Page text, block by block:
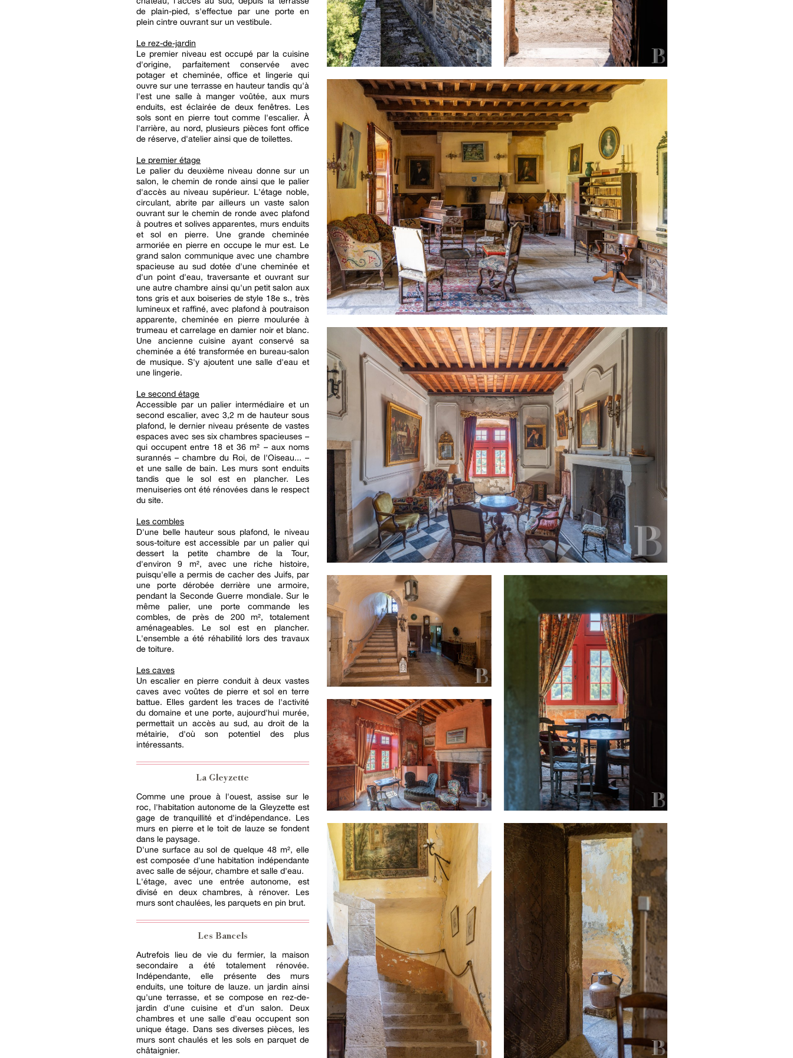
de plain-pied, s'effectue par une porte en
plein cintre ouvrant sur un vestibule.
Le rez-de-jardin
Le premier niveau est occupé par la cuisine
d'origine, parfaitement conservée avec
potager et cheminée, office et lingerie qui
ouvre sur une terrasse en hauteur tandis qu'à
l'est une salle à manger voûtée, aux murs
enduits, est éclairée de deux fenêtres. Les
sols sont en pierre tout comme l'escalier. À
l'arrière, au nord, plusieurs pièces font office
de réserve, d'atelier ainsi que de toilettes.
Le premier étage
Le palier du deuxième niveau donne sur un
salon, le chemin de ronde ainsi que le palier
d'accès au niveau supérieur. L'étage noble,
circulant, abrite par ailleurs un vaste salon
ouvrant sur le chemin de ronde avec plafond
à poutres et solives apparentes, murs enduits
et sol en pierre. Une grande cheminée
armoriée en pierre en occupe le mur est. Le
grand salon communique avec une chambre
spacieuse au sud dotée d'une cheminée et
d'un point d'eau, traversante et ouvrant sur
une autre chambre ainsi qu'un petit salon aux
tons gris et aux boiseries de style 18e s., très
lumineux et raffiné, avec plafond à poutraison
apparente, cheminée en pierre moulurée à
trumeau et carrelage en damier noir et blanc.
Une ancienne cuisine ayant conservé sa
cheminée a été transformée en bureau-salon
de musique. S'y ajoutent une salle d'eau et
une lingerie.
Le second étage
Accessible par un palier intermédiaire et un
second escalier, avec 3,2 m de hauteur sous
plafond, le dernier niveau présente de vastes
espaces avec ses six chambres spacieuses –
qui occupent entre 18 et 36 m² – aux noms
surannés – chambre du Roi, de l'Oiseau... –
et une salle de bain. Les murs sont enduits
tandis que le sol est en plancher. Les
menuiseries ont été rénovées dans le respect
du site.
Les combles
D'une belle hauteur sous plafond, le niveau
sous-toiture est accessible par un palier qui
dessert la petite chambre de la Tour,
d'environ 9 m², avec une riche histoire,
puisqu'elle a permis de cacher des Juifs, par
une porte dérobée derrière une armoire,
pendant la Seconde Guerre mondiale. Sur le
même palier, une porte commande les
combles, de près de 200 m², totalement
aménageables. Le sol est en plancher.
L'ensemble a été réhabilité lors des travaux
de toiture.
Les caves
Un escalier en pierre conduit à deux vastes
caves avec voûtes de pierre et sol en terre
battue. Elles gardent les traces de l'activité
du domaine et une porte, aujourd'hui murée,
permettait un accès au sud, au droit de la
métairie, d'où son potentiel des plus
intéressants.
La Gleyzette
Comme une proue à l'ouest, assise sur le
roc, l'habitation autonome de la Gleyzette est
gage de tranquillité et d'indépendance. Les
murs en pierre et le toit de lauze se fondent
dans le paysage.
D'une surface au sol de quelque 48 m², elle
est composée d'une habitation indépendante
avec salle de séjour, chambre et salle d'eau.
L'étage, avec une entrée autonome, est
divisé en deux chambres, à rénover. Les
murs sont chaulées, les parquets en pin brut.
Les Bancels
Autrefois lieu de vie du fermier, la maison
secondaire a été totalement rénovée.
Indépendante, elle présente des murs
enduits, une toiture de lauze. un jardin ainsi
qu'une terrasse, et se compose en rez-de-
jardin d'une cuisine et d'un salon. Deux
chambres et une salle d'eau occupent son
unique étage. Dans ses diverses pièces, les
murs sont chaulés et les sols en parquet de
châtaignier.